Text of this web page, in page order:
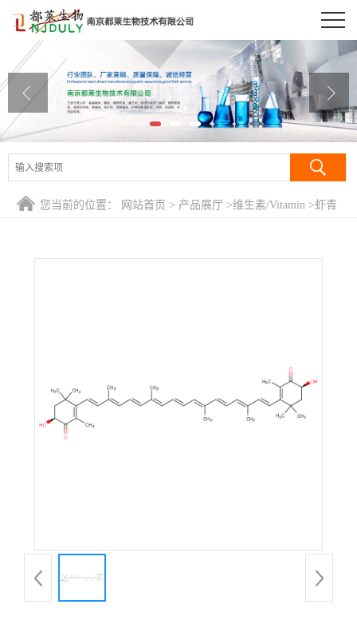
公司首页
公司介绍
公司动态
产品展厅
证书荣誉
您当前的位置： 网站首页 > 产品展厅 >维生素/Vitamin >虾青